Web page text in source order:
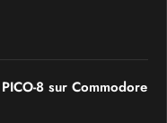
8 sur Commodore